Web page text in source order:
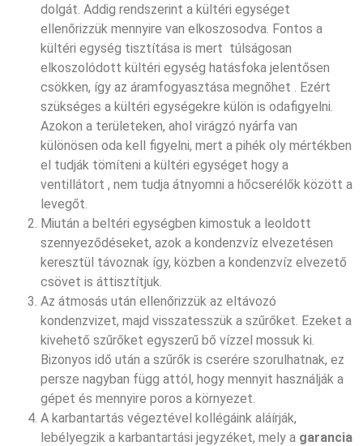
dolgát. Addig rendszerint a kültéri egységet
ellenőrizzük mennyire van elkoszosodva. Fontos a
kültéri egység tisztítása is mert túlságosan
elkoszolódott kültéri egység hatásfoka jelentősen
csökken, így az áramfogyasztása megnőhet . Ezért
szükséges a kültéri egységekre külön is odafigyelni.
Azokon a területeken, ahol virágzó nyárfa van
különösen oda kell figyelni, mert a pihék oly mértékben
el tudják tömíteni a kültéri egységet hogy a
ventillátort , nem tudja átnyomni a hőcserélők között a
levegőt.
Miután a beltéri egységben kimostuk a leoldott
szennyeződéseket, azok a kondenzvíz elvezetésen
keresztül távoznak így, közben a kondenzvíz elvezető
csövet is áttisztítjuk.
Az átmosás után ellenőrizzük az eltávozó
kondenzvizet, majd visszatesszük a szűrőket. Ezeket a
kivehető szűrőket egyszerű bő vízzel mossuk ki.
Bizonyos idő után a szűrők is cserére szorulhatnak, ez
persze nagyban függ attól, hogy mennyit használják a
gépet és mennyire poros a környezet.
A karbantartás végeztével kollégáink aláírják,
lebélyegzik a karbantartási jegyzéket, mely a garancia